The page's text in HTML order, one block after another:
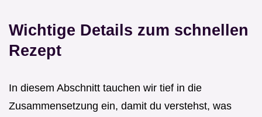
Wichtige Details zum schnellen
Rezept
In diesem Abschnitt tauchen wir tief in die
Zusammensetzung ein, damit du verstehst, was